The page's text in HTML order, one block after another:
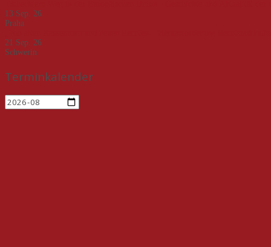
13 Sep. 26
Praha
21 Sep. 26
Schwerin
Terminkalender